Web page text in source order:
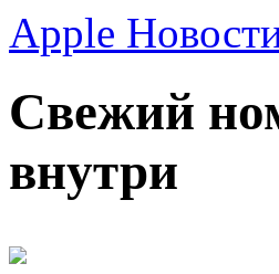
Apple
Свежий
внутри